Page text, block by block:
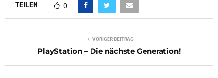
TEILEN 0
VORIGER BEITRAG
PlayStation – Die nächste Generation!